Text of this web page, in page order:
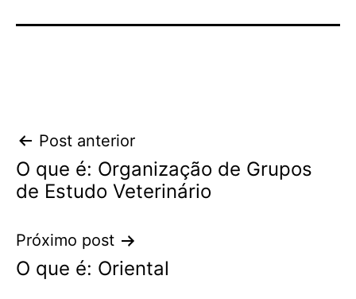
Navegação
de
Post anterior
O que é: Organização de Grupos
de Estudo Veterinário
Próximo post
O que é: Oriental